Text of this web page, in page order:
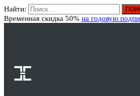
Найти:
Временная скидка 50% на годовую